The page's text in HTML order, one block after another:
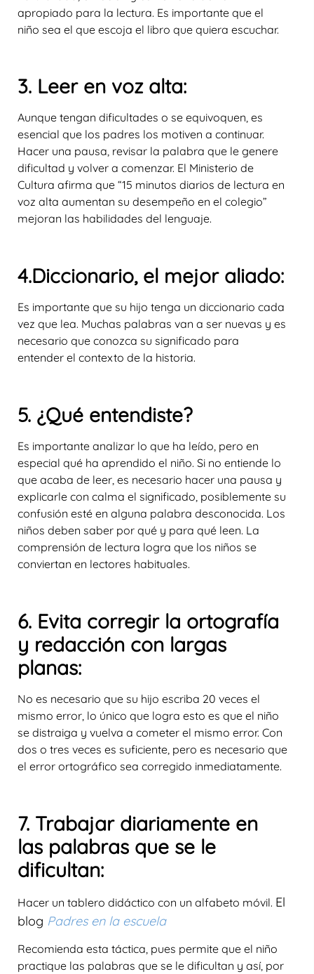
apropiado para la lectura. Es importante que el
niño sea el que escoja el libro que quiera escuchar.
3. Leer en voz alta:
Aunque tengan dificultades o se equivoquen, es
esencial que los padres los motiven a continuar.
Hacer una pausa, revisar la palabra que le genere
dificultad y volver a comenzar. El Ministerio de
Cultura afirma que “15 minutos diarios de lectura en
voz alta aumentan su desempeño en el colegio”
mejoran las habilidades del lenguaje.
4.Diccionario, el mejor aliado:
Es importante que su hijo tenga un diccionario cada
vez que lea. Muchas palabras van a ser nuevas y es
necesario que conozca su significado para
entender el contexto de la historia.
5. ¿Qué entendiste?
Es importante analizar lo que ha leído, pero en
especial qué ha aprendido el niño. Si no entiende lo
que acaba de leer, es necesario hacer una pausa y
explicarle con calma el significado, posiblemente su
confusión esté en alguna palabra desconocida. Los
niños deben saber por qué y para qué leen. La
comprensión de lectura logra que los niños se
conviertan en lectores habituales.
6. Evita corregir la ortografía
y redacción con largas
planas:
No es necesario que su hijo escriba 20 veces el
mismo error, lo único que logra esto es que el niño
se distraiga y vuelva a cometer el mismo error. Con
dos o tres veces es suficiente, pero es necesario que
el error ortográfico sea corregido inmediatamente.
7. Trabajar diariamente en
las palabras que se le
dificultan:
Hacer un tablero didáctico con un alfabeto móvil. El
blog Padres en la escuela
Recomienda esta táctica, pues permite que el niño
practique las palabras que se le dificultan y así, por